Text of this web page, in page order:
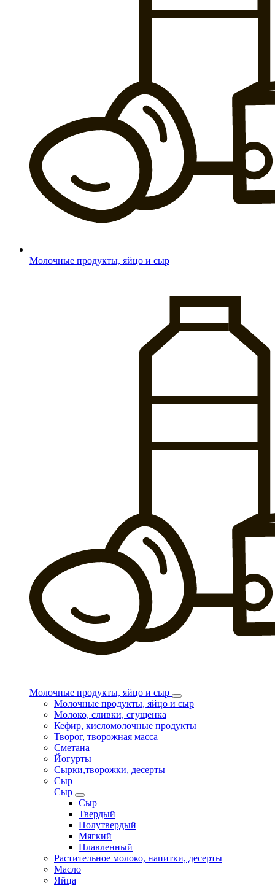
Молочные продукты, яйцо и сыр
Молочные продукты, яйцо и сыр
Молочные продукты, яйцо и сыр
Молоко, сливки, сгущенка
Кефир, кисломолочные продукты
Творог, творожная масса
Сметана
Йогурты
Сырки,творожки, десерты
Сыр
Сыр
Сыр
Твердый
Полутвердый
Мягкий
Плавленный
Растительное молоко, напитки, десерты
Масло
Яйца